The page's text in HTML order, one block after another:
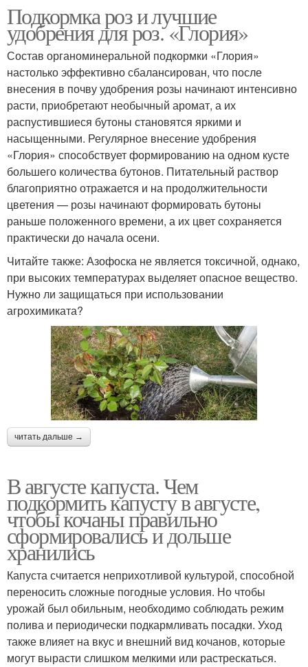
Подкормка роз и лучшие
удобрения для роз. «Глория»
Состав органоминеральной подкормки «Глория»
настолько эффективно сбалансирован, что после
внесения в почву удобрения розы начинают интенсивно
расти, приобретают необычный аромат, а их
распустившиеся бутоны становятся яркими и
насыщенными. Регулярное внесение удобрения
«Глория» способствует формированию на одном кусте
большего количества бутонов. Питательный раствор
благоприятно отражается и на продолжительности
цветения — розы начинают формировать бутоны
раньше положенного времени, а их цвет сохраняется
практически до начала осени.
Читайте также: Азофоска не является токсичной, однако,
при высоких температурах выделяет опасное вещество.
Нужно ли защищаться при использовании
агрохимиката?
читать дальше →
В августе капуста. Чем
подкормить капусту в августе,
чтобы кочаны правильно
сформировались и дольше
хранились
Капуста считается неприхотливой культурой, способной
переносить сложные погодные условия. Но чтобы
урожай был обильным, необходимо соблюдать режим
полива и периодически подкармливать посадки. Уход
также влияет на вкус и внешний вид кочанов, которые
могут вырасти слишком мелкими или растрескаться.